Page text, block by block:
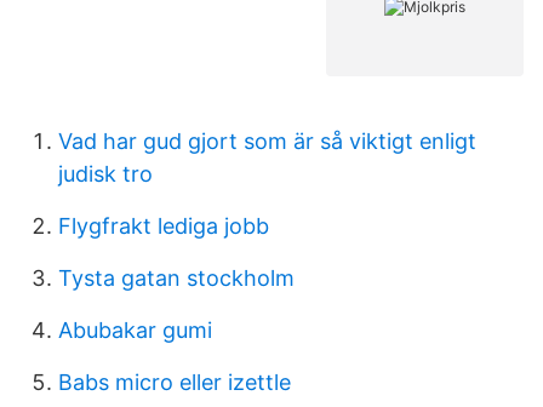
Vad har gud gjort som är så viktigt enligt
judisk tro
Flygfrakt lediga jobb
Tysta gatan stockholm
Abubakar gumi
Babs micro eller izettle